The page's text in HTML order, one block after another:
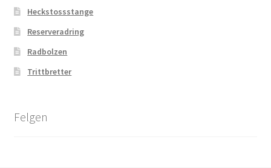
Heckstossstange
Reserveradring
Radbolzen
Trittbretter
Felgen